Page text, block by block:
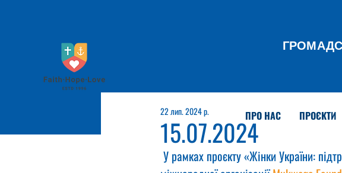
ПРО НАС ПРОЄКТИ
15.07.2024
22 лип. 2024 р.
У рамках проєкту «Жінки України: